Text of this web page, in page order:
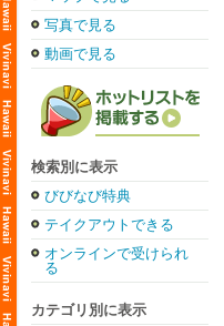
写真で見る
動画で見る
検索別に表示
びびなび特典
テイクアウトできる
オンラインで受けられ
る
カテゴリ別に表示